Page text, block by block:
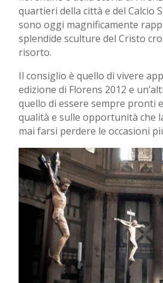
quartieri della città e del Calcio
sono oggi magnificamente
splendide sculture del Cristo
risorto.
Il consiglio è quello di vivere
edizione di Florens 2012 e
quello di essere sempre pronti
qualità e sulle opportunità che
mai farsi perdere le occasioni